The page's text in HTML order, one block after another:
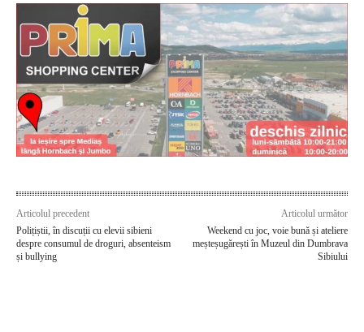
Articolul precedent
Polițiștii, în discuții cu elevii sibieni
despre consumul de droguri, absenteism
și bullying
Articolul următor
Weekend cu joc, voie bună și ateliere
meșteșugărești în Muzeul din Dumbrava
Sibiului